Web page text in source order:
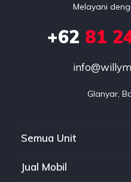
Melayani
+62 81
GIanyar,
Semua Unit
Jual Mobil